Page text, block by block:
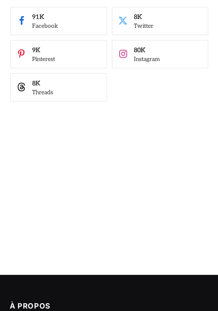
Facebook
91K
Twitter
8K
Pinterest
9K
Instagram
80K
Threads
8K
À PROPOS